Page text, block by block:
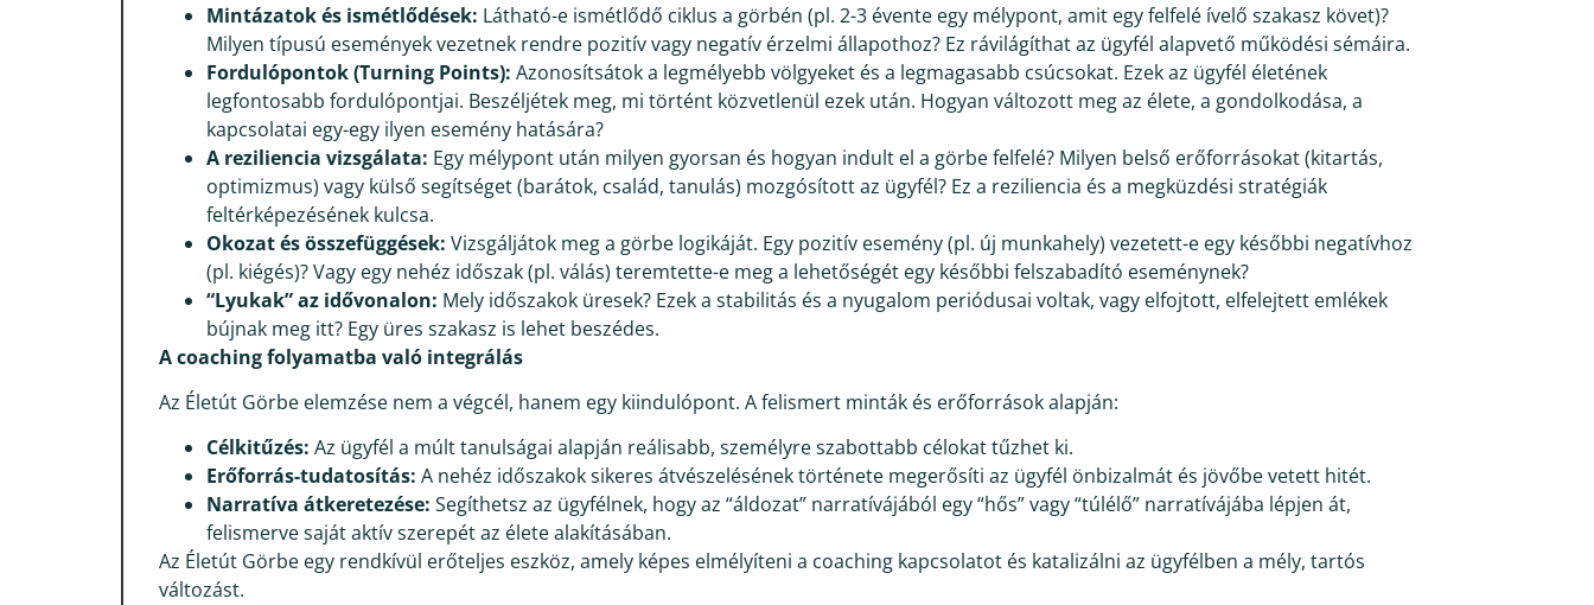
Mintázatok és ismétlődések: Látható-e ismétlődő ciklus a görbén (pl. 2-3 évente egy mélypont, amit egy felfelé ívelő szakasz követ)?
Milyen típusú események vezetnek rendre pozitív vagy negatív érzelmi állapothoz? Ez rávilágíthat az ügyfél alapvető működési sémáira.
Fordulópontok (Turning Points): Azonosítsátok a legmélyebb völgyeket és a legmagasabb csúcsokat. Ezek az ügyfél életének
legfontosabb fordulópontjai. Beszéljétek meg, mi történt közvetlenül ezek után. Hogyan változott meg az élete, a gondolkodása, a
kapcsolatai egy-egy ilyen esemény hatására?
A reziliencia vizsgálata: Egy mélypont után milyen gyorsan és hogyan indult el a görbe felfelé? Milyen belső erőforrásokat (kitartás,
optimizmus) vagy külső segítséget (barátok, család, tanulás) mozgósított az ügyfél? Ez a reziliencia és a megküzdési stratégiák
feltérképezésének kulcsa.
Okozat és összefüggések: Vizsgáljátok meg a görbe logikáját. Egy pozitív esemény (pl. új munkahely) vezetett-e egy későbbi negatívhoz
(pl. kiégés)? Vagy egy nehéz időszak (pl. válás) teremtette-e meg a lehetőségét egy későbbi felszabadító eseménynek?
“Lyukak” az idővonalon: Mely időszakok üresek? Ezek a stabilitás és a nyugalom periódusai voltak, vagy elfojtott, elfelejtett emlékek
bújnak meg itt? Egy üres szakasz is lehet beszédes.
A coaching folyamatba való integrálás
Az Életút Görbe elemzése nem a végcél, hanem egy kiindulópont. A felismert minták és erőforrások alapján:
Célkitűzés: Az ügyfél a múlt tanulságai alapján reálisabb, személyre szabottabb célokat tűzhet ki.
Erőforrás-tudatosítás: A nehéz időszakok sikeres átvészelésének története megerősíti az ügyfél önbizalmát és jövőbe vetett hitét.
Narratíva átkeretezése: Segíthetsz az ügyfélnek, hogy az “áldozat” narratívájából egy “hős” vagy “túlélő” narratívájába lépjen át,
felismerve saját aktív szerepét az élete alakításában.
Az Életút Görbe egy rendkívül erőteljes eszköz, amely képes elmélyíteni a coaching kapcsolatot és katalizálni az ügyfélben a mély, tartós
változást.